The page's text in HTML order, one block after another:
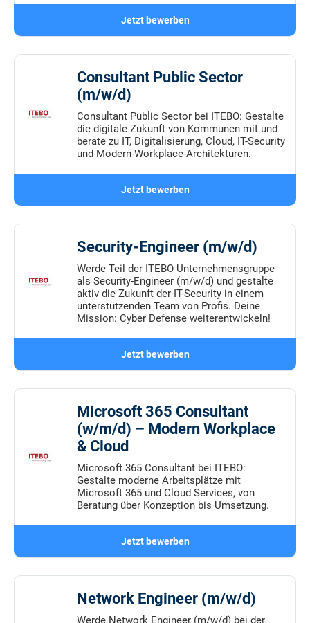
Jetzt bewerben
Consultant Public Sector
(m/w/d)
Consultant Public Sector bei ITEBO: Gestalte
die digitale Zukunft von Kommunen mit und
berate zu IT, Digitalisierung, Cloud, IT-Security
und Modern-Workplace-Architekturen.
Jetzt bewerben
Security-Engineer (m/w/d)
Werde Teil der ITEBO Unternehmensgruppe
als Security-Engineer (m/w/d) und gestalte
aktiv die Zukunft der IT-Security in einem
unterstützenden Team von Profis. Deine
Mission: Cyber Defense weiterentwickeln!
Jetzt bewerben
Microsoft 365 Consultant
(w/m/d) – Modern Workplace
& Cloud
Microsoft 365 Consultant bei ITEBO:
Gestalte moderne Arbeitsplätze mit
Microsoft 365 und Cloud Services, von
Beratung über Konzeption bis Umsetzung.
Jetzt bewerben
Network Engineer (m/w/d)
Werde Network Engineer (m/w/d) bei der